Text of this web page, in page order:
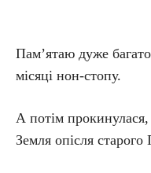
Пам’ятаю дуже
місяці нон-стопу.
А потім
Земля опісля старого